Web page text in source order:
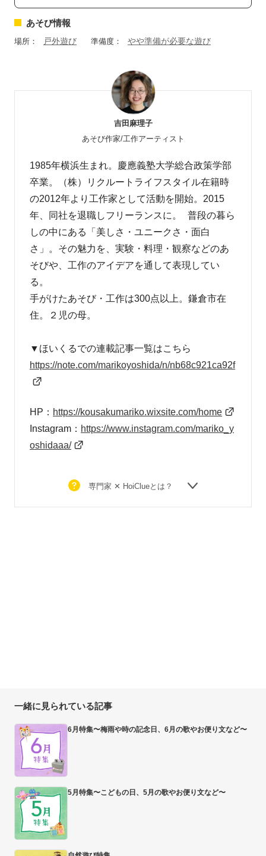
あそび情報
場所： 戸外遊び 準備度： やや準備が必要な遊び
吉田麻理子
あそび作家/工作アーティスト
1985年横浜生まれ。慶應義塾大学総合政策学部
卒業。（株）リクルートライフスタイル在籍時
の2012年より工作家として活動を開始。2015
年、同社を退職しフリーランスに。 普段の暮ら
しの中にある「美しさ・ユニークさ・面白
さ」。その魅力を、実験・料理・観察などのあ
そびや、工作のアイデアを通して表現してい
る。
手がけたあそび・工作は300点以上。鎌倉市在
住。２児の母。
▼ほいくるでの連載記事一覧はこちら
https://note.com/marikoyoshida/n/nb68c921ca92f
HP： https://kousakumariko.wixsite.com/home
Instagram： https://www.instagram.com/mariko_y
oshidaaa/
専門家 ✕ HoiClueとは？
一緒に見られている記事
6月特集〜梅雨や時の記念日、6月の歌やお便り文など〜
5月特集〜こどもの日、5月の歌やお便り文など〜